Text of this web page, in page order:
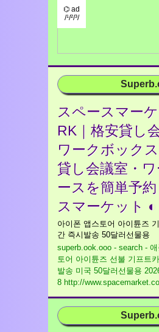
⌬ ad
/¹/²/³/
スペースマー
RK｜格安貸し
ワークボックス
貸し会議室・
ースを簡単予
スマーケット ◐
아이폰 앱스토어 아이튠즈
간 즉시발송 50달러선물용
superb.ook.ooo - search -
토어 아이튠즈 선불 기프트
발송 미국 50달러선물용
8 http://